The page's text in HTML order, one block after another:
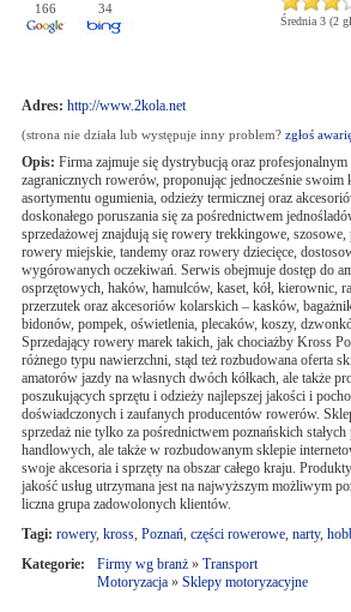
166 34
Średnia 3 (2
Adres: http://www.2kola.net
(strona nie działa lub występuje inny problem? zgłoś
Opis: Firma zajmuje się dystrybucją oraz
zagranicznych rowerów, proponując jednocześnie swoim
asortymentu ogumienia, odzieży termicznej oraz
doskonałego poruszania się za pośrednictwem
sprzedażowej znajdują się rowery trekkingowe, szosowe,
rowery miejskie, tandemy oraz rowery dziecięce,
wygórowanych oczekiwań. Serwis obejmuje dostęp do
osprzętowych, haków, hamulców, kaset, kół, kierownic,
przerzutek oraz akcesoriów kolarskich – kasków,
bidonów, pompek, oświetlenia, plecaków, koszy,
Sprzedający rowery marek takich, jak chociażby Kross
różnego typu nawierzchni, stąd też rozbudowana oferta
amatorów jazdy na własnych dwóch kółkach, ale także
poszukujących sprzętu i odzieży najlepszej jakości i
doświadczonych i zaufanych producentów rowerów.
sprzedaż nie tylko za pośrednictwem poznańskich
handlowych, ale także w rozbudowanym sklepie
swoje akcesoria i sprzęty na obszar całego kraju.
jakość usług utrzymana jest na najwyższym możliwym
liczna grupa zadowolonych klientów.
Tagi: rowery, kross, Poznań, części rowerowe, narty,
Kategorie:
Firmy wg branż» Transport
Motoryzacja» Sklepy motoryzacyjne